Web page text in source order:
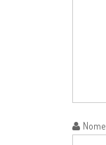
Nome